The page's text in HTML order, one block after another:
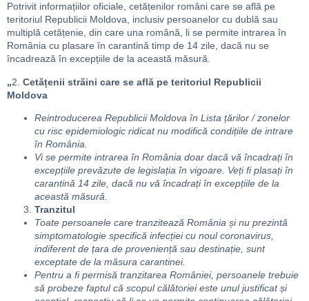
Potrivit informațiilor oficiale, cetățenilor români care se află pe
teritoriul Republicii Moldova, inclusiv persoanelor cu dublă sau
multiplă cetățenie, din care una română, li se permite intrarea în
România cu plasare în carantină timp de 14 zile, dacă nu se
încadrează în excepțiile de la această măsură.
„2. Cetățenii străini care se află pe teritoriul Republicii
Moldova
Reintroducerea Republicii Moldova în Lista țărilor / zonelor
cu risc epidemiologic ridicat nu modifică condițiile de intrare
în România.
Vi se permite intrarea în România doar dacă vă încadrați în
excepțiile prevăzute de legislația în vigoare. Veți fi plasați în
carantină 14 zile, dacă nu vă încadrați în excepțiile de la
această măsură.
Tranzitul
Toate persoanele care tranzitează România și nu prezintă
simptomatologie specifică infecției cu noul coronavirus,
indiferent de țara de proveniență sau destinație, sunt
exceptate de la măsura carantinei.
Pentru a fi permisă tranzitarea României, persoanele trebuie
să probeze faptul că scopul călătoriei este unul justificat și